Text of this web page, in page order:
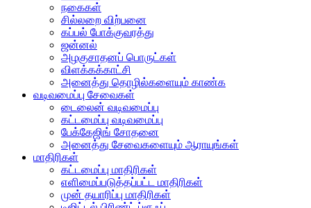
நகைகள்
சில்லறை விற்பனை
கப்பல் போக்குவரத்து
ஜன்னல்
அழகுசாதனப் பொருட்கள்
விளக்கக்காட்சி
அனைத்து தொழில்களையும் காண்க
வடிவமைப்பு சேவைகள்
டைலைன் வடிவமைப்பு
கட்டமைப்பு வடிவமைப்பு
பேக்கேஜிங் சோதனை
அனைத்து சேவைகளையும் ஆராயுங்கள்
மாதிரிகள்
கட்டமைப்பு மாதிரிகள்
எளிமைப்படுத்தப்பட்ட மாதிரிகள்
முன் தயாரிப்பு மாதிரிகள்